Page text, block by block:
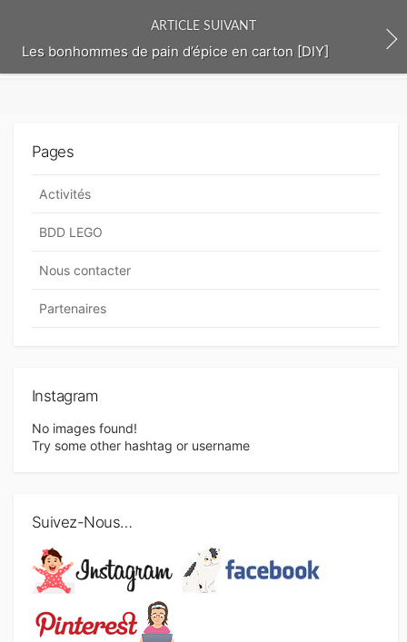
t
ARTICLE SUIVANT
Les bonhommes de pain d’épice en carton [DIY]
Pages
Activités
BDD LEGO
Nous contacter
Partenaires
Instagram
No images found!
Try some other hashtag or username
Suivez-Nous…